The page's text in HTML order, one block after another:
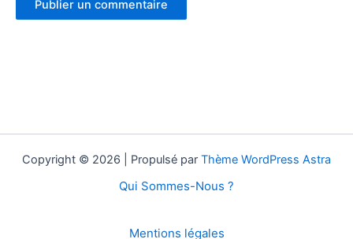
Copyright © 2026 | Propulsé par Thème WordPress Astra
Qui Sommes-Nous ?
Mentions légales